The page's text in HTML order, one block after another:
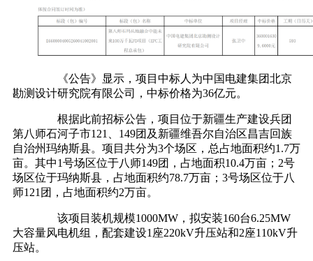
《公告》显示，项目中标人为中国电建集团北京
勘测设计研究院有限公司，中标价格为36亿元。
根据此前招标公告，项目位于新疆生产建设兵团
第八师石河子市121、149团及新疆维吾尔自治区昌吉回族
自治州玛纳斯县。项目共分为3个场区，总占地面积约1.7万
亩。其中1号场区位于八师149团，占地面积10.4万亩；2号
场区位于玛纳斯县，占地面积约78.7万亩；3号场区位于八
师121团，占地面积约2万亩。
该项目装机规模1000MW，拟安装160台6.25MW
大容量风电机组，配套建设1座220kV升压站和2座110kV升
压站。